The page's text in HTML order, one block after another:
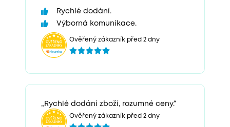
Rychlé dodání.
Výborná komunikace.
Ověřený zákazník před 2 dny
„Rychlé dodání zboží, rozumné ceny.“
Ověřený zákazník před 2 dny